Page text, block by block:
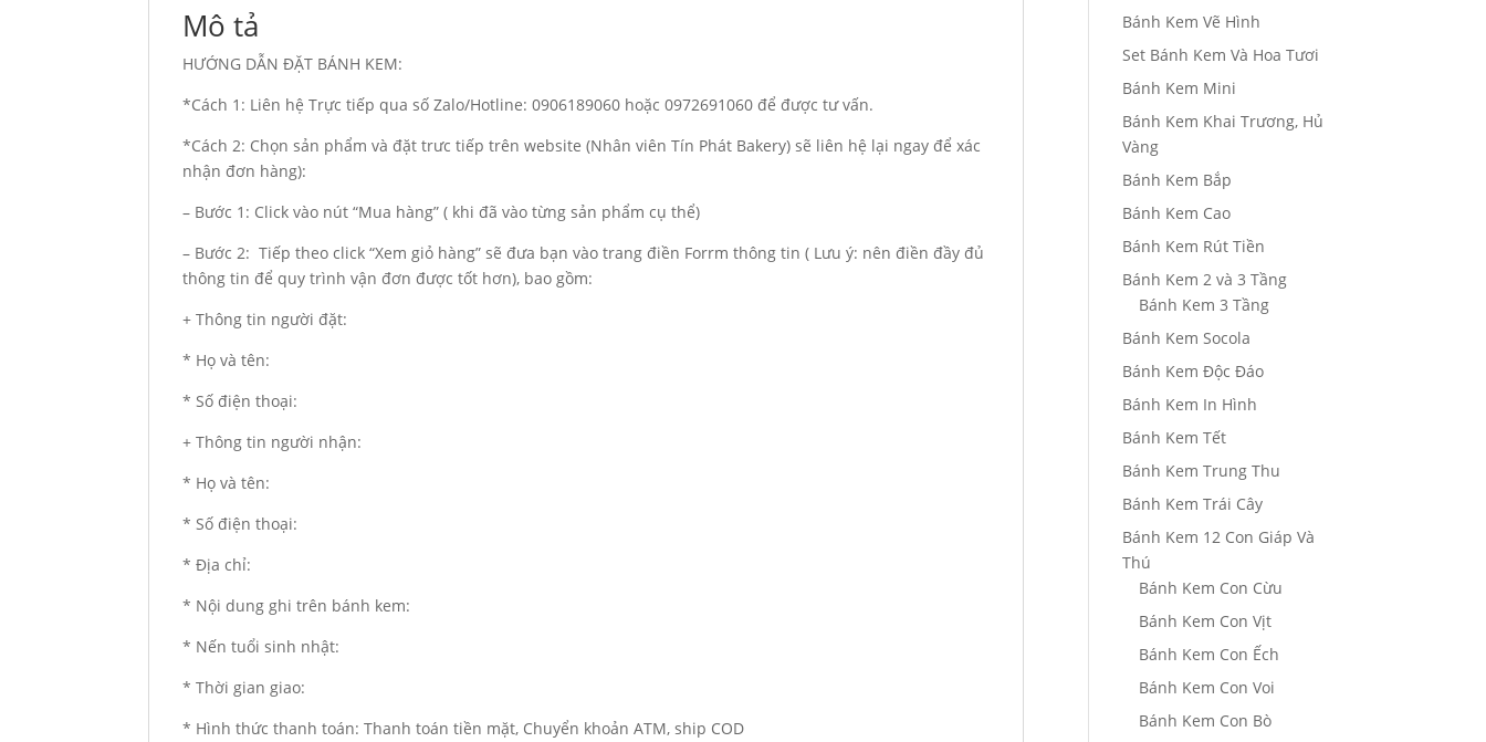
Mô tả
HƯỚNG DẪN ĐẶT BÁNH KEM:
*Cách 1: Liên hệ Trực tiếp qua số Zalo/Hotline: 0906189060 hoặc 0972691060 để được tư vấn.
*Cách 2: Chọn sản phẩm và đặt trưc tiếp trên website (Nhân viên Tín Phát Bakery) sẽ liên hệ lại ngay để xác
nhận đơn hàng):
– Bước 1: Click vào nút “Mua hàng” ( khi đã vào từng sản phẩm cụ thể)
– Bước 2: Tiếp theo click “Xem giỏ hàng” sẽ đưa bạn vào trang điền Forrm thông tin ( Lưu ý: nên điền đầy đủ
thông tin để quy trình vận đơn được tốt hơn), bao gồm:
+ Thông tin người đặt:
* Họ và tên:
* Số điện thoại:
+ Thông tin người nhận:
* Họ và tên:
* Số điện thoại:
* Địa chỉ:
* Nội dung ghi trên bánh kem:
* Nến tuổi sinh nhật:
* Thời gian giao:
* Hình thức thanh toán: Thanh toán tiền mặt, Chuyển khoản ATM, ship COD
Bánh Kem Vẽ Hình
Set Bánh Kem Và Hoa Tươi
Bánh Kem Mini
Bánh Kem Khai Trương, Hủ
Vàng
Bánh Kem Bắp
Bánh Kem Cao
Bánh Kem Rút Tiền
Bánh Kem 2 và 3 Tầng
Bánh Kem 3 Tầng
Bánh Kem Socola
Bánh Kem Độc Đáo
Bánh Kem In Hình
Bánh Kem Tết
Bánh Kem Trung Thu
Bánh Kem Trái Cây
Bánh Kem 12 Con Giáp Và
Thú
Bánh Kem Con Cừu
Bánh Kem Con Vịt
Bánh Kem Con Ếch
Bánh Kem Con Voi
Bánh Kem Con Bò